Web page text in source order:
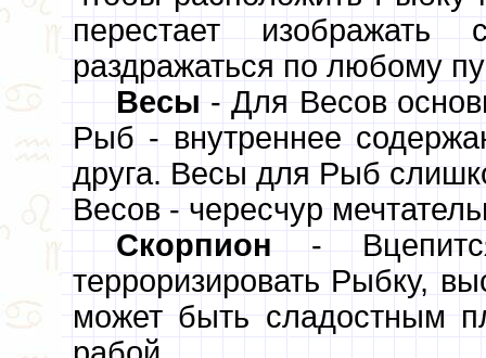
перестает изображать
раздражаться по любому
Весы - Для Весов
Рыб - внутреннее
друга. Весы для Рыб
Весов - чересчур
Скорпион -
терроризировать Рыбку,
может быть сладостным